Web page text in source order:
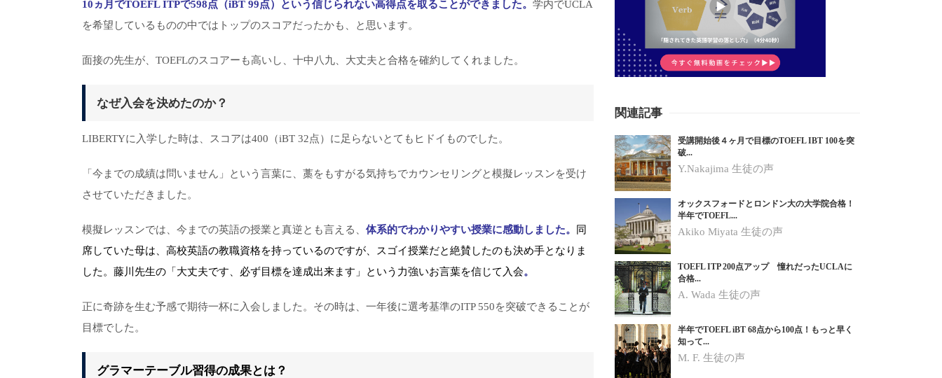
10 ヵ月でTOEFL ITPで598点（iBT 99点）という信じられない高得点を取ることができました。 学内でUCLA
を希望しているものの中ではトップのスコアだったかも、と思います。
面接の先生が、TOEFLのスコアーも高いし、十中八九、大丈夫と合格を確約してくれました。
なぜ入会を決めたのか？
LIBERTYに入学した時は、スコアは400（iBT 32点）に足らないとてもヒドイものでした。
「今までの成績は問いません」という言葉に、藁をもすがる気持ちでカウンセリングと模擬レッスンを受け
させていただきました。
模擬レッスンでは、今までの英語の授業と真逆とも言える、 体系的でわかりやすい授業に感動しました。
同
席していた母は、高校英語の教職資格を持っているのですが、スゴイ授業だと絶賛したのも決め手となりま
した。藤川先生の「大丈夫です、必ず目標を達成出来ます」という力強いお言葉を信じて入会。
正に奇跡を生む予感で期待一杯に入会しました。その時は、一年後に選考基準のITP 550を突破できることが
目標でした。
グラマーテーブル習得の成果とは？
関連記事
受講開始後４ヶ月で目標のTOEFL IBT 100を突
破...
Y.Nakajima 生徒の声
オックスフォードとロンドン大の大学院合格！
半年でTOEFL...
Akiko Miyata 生徒の声
TOEFL ITP 200点アップ 憧れだったUCLAに
合格...
A. Wada 生徒の声
半年でTOEFL iBT 68点から100点！もっと早く
知って...
M. F. 生徒の声